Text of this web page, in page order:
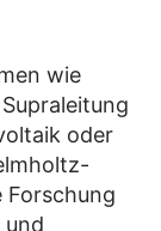
wie
oder
Forschung
und